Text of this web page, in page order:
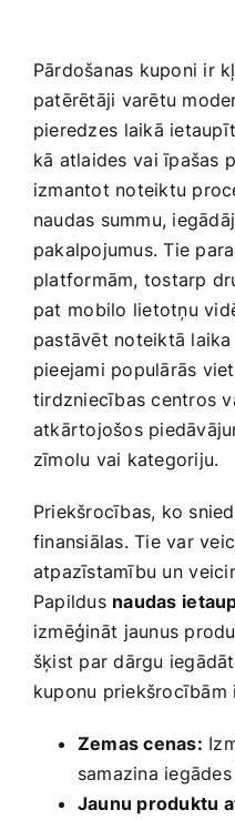
Pārdošanas kuponi ir
‍patērētāji varētu
pieredzes ⁣laikā
kā atlaides ⁤vai īpašas
izmantot noteiktu
naudas summu,
pakalpojumus. Tie
platformām, tostarp
pat ⁤mobilo lietotņu
pastāvēt noteiktā
pieejami populārās
tirdzniecības centros
atkārtojošos
zīmolu vai kategoriju.
Priekšrocības, ko
finansiālas. Tie var
atpazīstamību un⁣
Papildus naudas⁤
izmēģināt ⁢jaunus
šķist​ par dārgu
kuponu priekšrocībām
Zemas ​cenas:
samazina
Jaunu produktu